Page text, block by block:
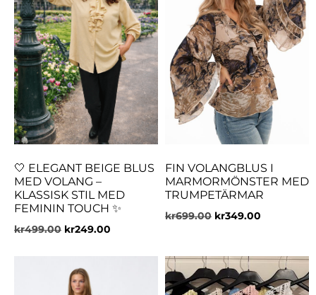
🤍 ELEGANT BEIGE BLUS
MED VOLANG –
KLASSISK STIL MED
FEMININ TOUCH ✨
kr499.00 kr249.00
FIN VOLANGBLUS I
MARMORMÖNSTER MED
TRUMPETÄRMAR
kr699.00 kr349.00